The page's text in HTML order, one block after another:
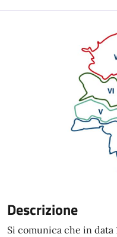
Descrizione
Si comunica che in